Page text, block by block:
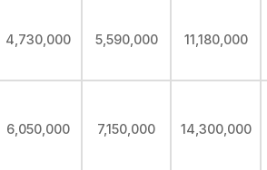
4,730,000 5,590,000 11,180,000
6,050,000 7,150,000 14,300,000